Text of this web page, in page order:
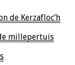
de Kerzafloc’h
millepertuis